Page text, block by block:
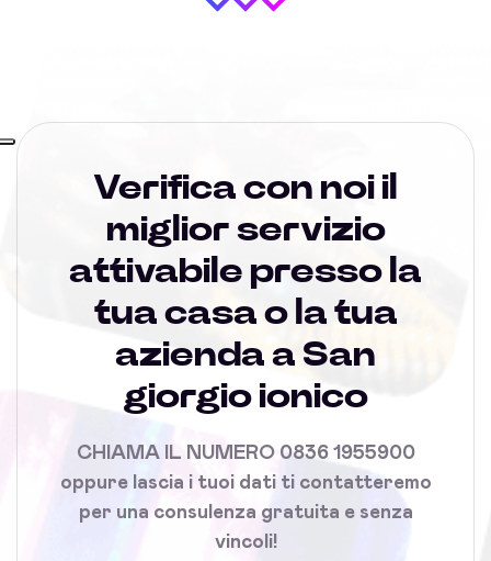
Verifica con noi il
miglior servizio
attivabile presso la
tua casa o la tua
azienda a San
giorgio ionico
CHIAMA IL NUMERO 0836 1955900
oppure lascia i tuoi dati ti contatteremo
per una consulenza gratuita e senza
vincoli!